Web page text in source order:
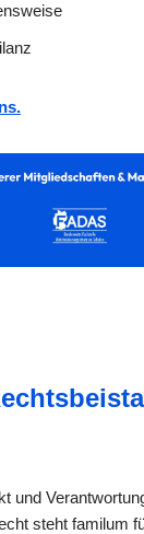
und
steht familum